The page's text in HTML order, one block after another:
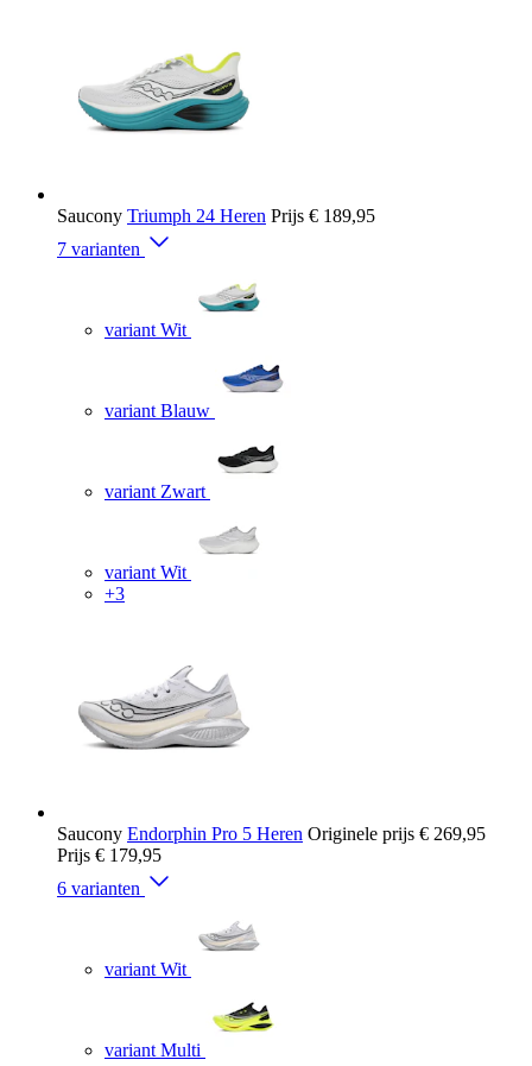
Saucony Triumph 24 Heren Prijs € 189,95
7 varianten
variant Wit
variant Blauw
variant Zwart
variant Wit
+3
Saucony Endorphin Pro 5 Heren Originele prijs € 269,95
Prijs € 179,95
6 varianten
variant Wit
variant Multi